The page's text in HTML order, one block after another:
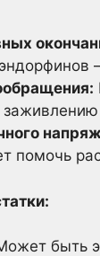
помочь
быть